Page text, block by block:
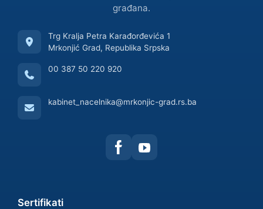
građana.
Trg Kralja Petra Karađorđevića 1
Mrkonjić Grad, Republika Srpska
00 387 50 220 920
kabinet_nacelnika@mrkonjic-grad.rs.ba
Sertifikati